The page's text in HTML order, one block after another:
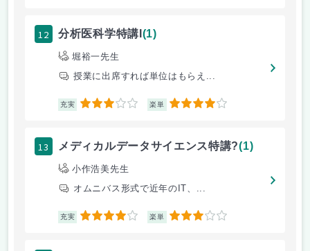
12 分析医科学特講I (1)
堀裕一先生
授業に出席すれば単位はもらえ...
充実 3 楽単 4
13 メディカルデータサイエンス特講?(1)
小作浩美先生
オムニバス形式で近年のIT、...
充実 4 楽単 3